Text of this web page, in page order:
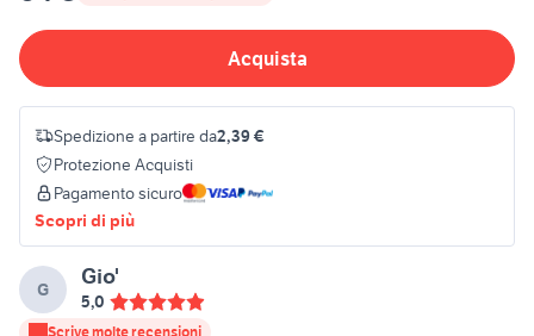
Acquista
Spedizione a partire da2,39 €
Protezione Acquisti
Pagamento sicuro
Scopri di più
G Gio'
5,0
Scrive molte recensioni